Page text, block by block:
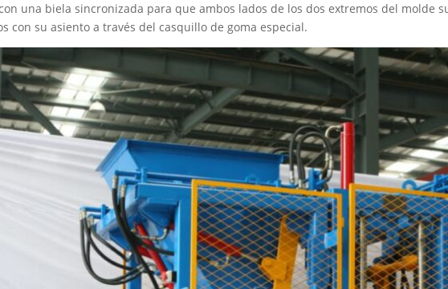
una biela sincronizada para que ambos lados de los dos extremos del molde
con su asiento a través del casquillo de goma especial.